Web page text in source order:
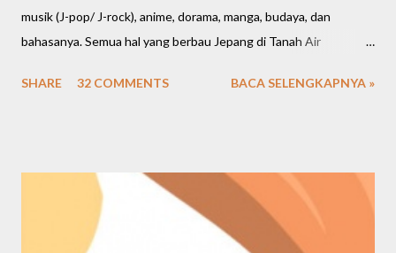
musik (J-pop/ J-rock), anime, dorama, manga, budaya, dan
bahasanya. Semua hal yang berbau Jepang di Tanah Air
banyak mengusung tema Jepang, menawarkan banyak pilihan
kasih rekomendasi salah satu kedai/ resto Jepang favorit saya
sejak 2015-an, namanya OTW Sushi.
SHARE 32 COMMENTS BACA SELENGKAPNYA »